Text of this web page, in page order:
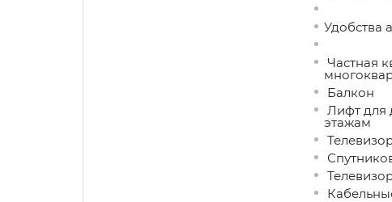
Удобства
Частная
Балкон
Лифт для
этажам